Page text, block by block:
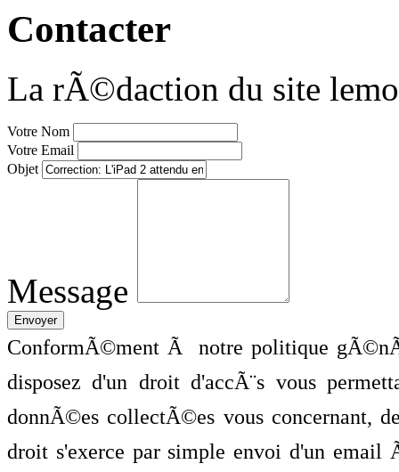
Contacter
La rÃ©daction du site
Votre Nom
Votre Email
Objet
Message
ConformÃ©ment Ã notre politique
disposez d'un droit d'accÃ¨s vous
donnÃ©es collectÃ©es vous concernant,
droit s'exerce par simple envoi d'un